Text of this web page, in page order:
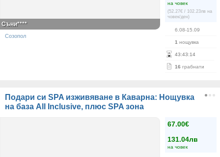
на човек
(52.27€ / 102.23лв на
човек/ден)
6.08-15.09
1 нощувка
43:43:14
16 грабнати
Съни****
Созопол
Подари си SPA изживяване в Каварна: Нощувка
на база All Inclusive, плюс SPA зона
67.00€
131.04лв
на човек